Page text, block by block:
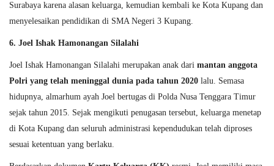
Surabaya karena alasan keluarga, kemudian kembali ke Kota Kupang dan
menyelesaikan pendidikan di SMA Negeri 3 Kupang.
6. Joel Ishak Hamonangan Silalahi
Joel Ishak Hamonangan Silalahi merupakan anak dari mantan anggota
Polri yang telah meninggal dunia pada tahun 2020 lalu. Semasa
hidupnya, almarhum ayah Joel bertugas di Polda Nusa Tenggara Timur
sejak tahun 2015. Sejak mengikuti penugasan tersebut, keluarga menetap
di Kota Kupang dan seluruh administrasi kependudukan telah diproses
sesuai ketentuan yang berlaku.